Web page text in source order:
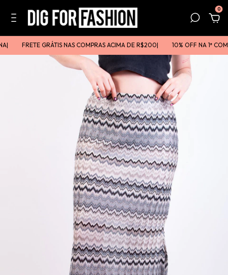
0
| FRETE GRÁTIS NAS COMPRAS ACIMA DE R$200ㅤㅤ| 10% OFF NA 1ª